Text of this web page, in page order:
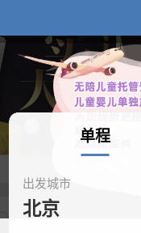
单程
出发城市
北京